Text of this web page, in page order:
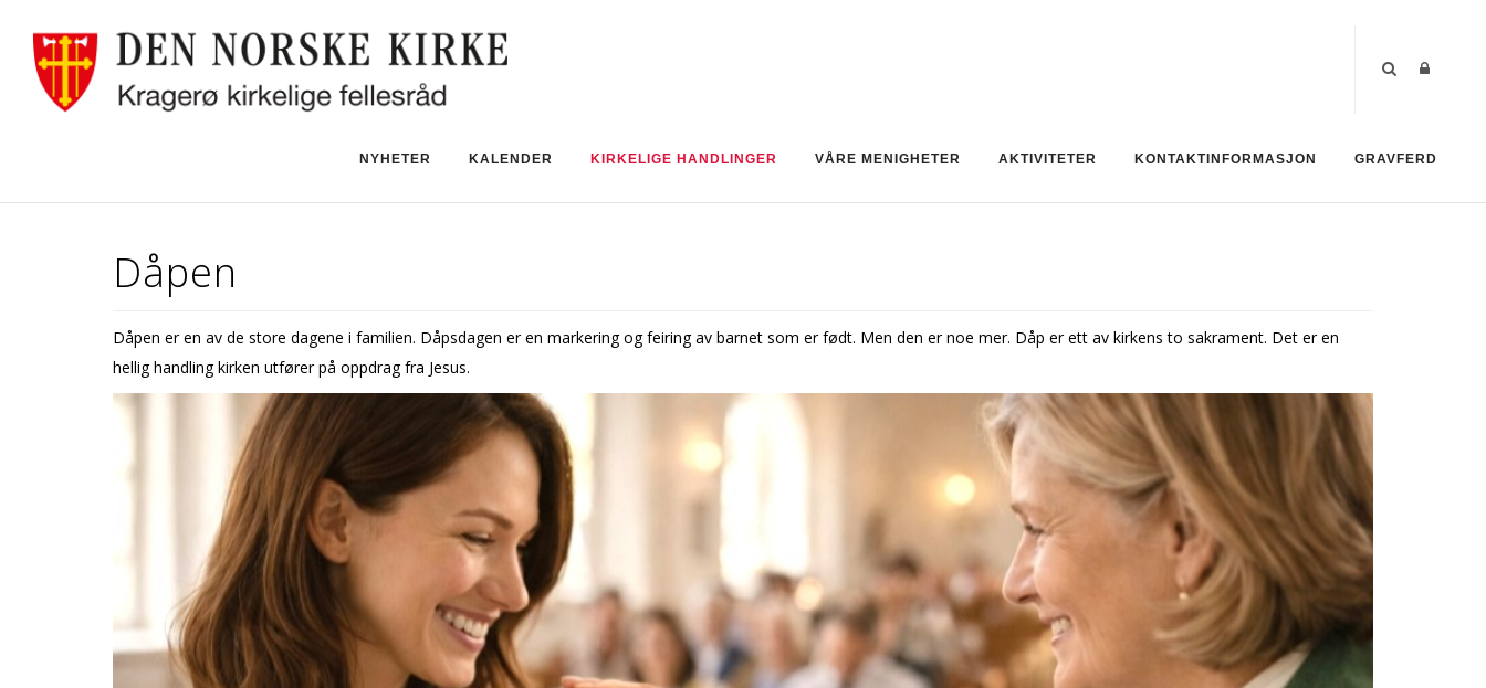
NYHETER KALENDER KIRKELIGE HANDLINGER VÅRE MENIGHETER AKTIVITETER KONTAKTINFORMASJON GRAVFERD
Dåpen
Dåpen er en av de store dagene i familien. Dåpsdagen er en markering og feiring av barnet som er født. Men den er noe mer. Dåp er ett av kirkens to sakrament. Det er en
hellig handling kirken utfører på oppdrag fra Jesus.